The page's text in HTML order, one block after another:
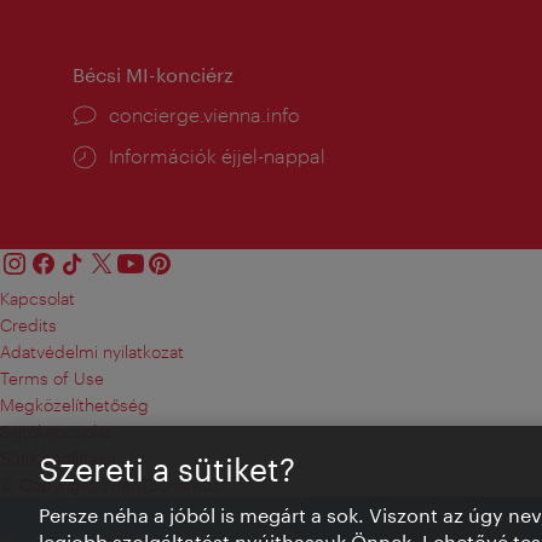
Bécsi MI-konciérz
concierge.vienna.info
Információk éjjel-nappal
Kapcsolat
Credits
Adatvédelmi nyilatkozat
Terms of Use
Megközelíthetőség
Sajtókapcsolat
Sütik beállítása
© Copyright WienTourismus
Szereti a sütiket?
Persze néha a jóból is megárt a sok. Viszont az úgy